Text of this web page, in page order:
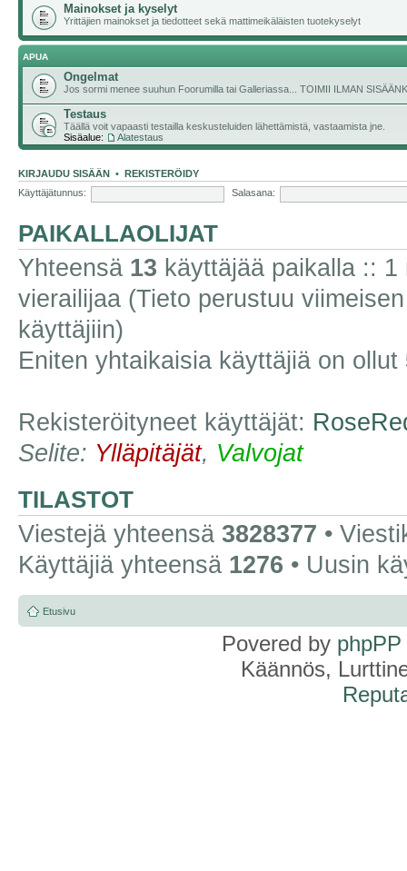
Mainokset ja kyselyt
Yrittäjien mainokset ja tiedotteet sekä mattimeikäläisten tuotekyselyt
APUA
Ongelmat
Jos sormi menee suuhun Foorumilla tai Galleriassa... TOIMII ILMAN
Testaus
Täällä voit vapaasti testailla keskusteluiden lähettämistä, vastaamista jne.
Sisäalue:
Alatestaus
KIRJAUDU SISÄÄN • REKISTERÖIDY
Käyttäjätunnus:
Salasana:
PAIKALLAOLIJAT
Yhteensä 13 käyttäjää paikalla ::
vierailijaa (Tieto perustuu
käyttäjiin)
Eniten yhtaikaisia käyttäjiä on ollut
Rekisteröityneet käyttäjät:
Selite: Ylläpitäjät, Valvojat
TILASTOT
Viestejä yhteensä 3828377 •
Käyttäjiä yhteensä 1276 • Uusin
Etusivu
Povered by phpPP
Käännös,